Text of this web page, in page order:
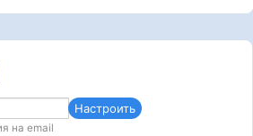
Настроить
на email